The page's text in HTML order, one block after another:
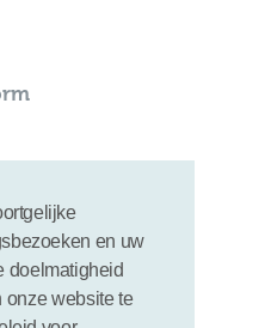
en uw
doelmatigheid
onze website te